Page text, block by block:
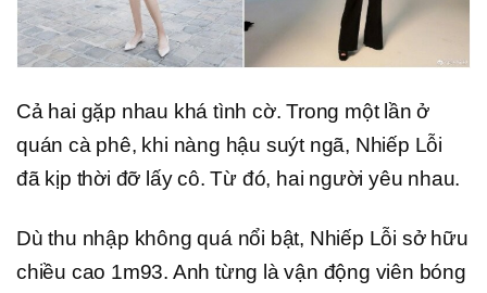
Cả hai gặp nhau khá tình cờ. Trong một lần ở
quán cà phê, khi nàng hậu suýt ngã, Nhiếp Lỗi
đã kịp thời đỡ lấy cô. Từ đó, hai người yêu nhau.
Dù thu nhập không quá nổi bật, Nhiếp Lỗi sở hữu
chiều cao 1m93. Anh từng là vận động viên bóng